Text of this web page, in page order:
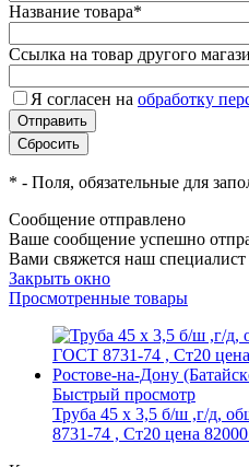
Название товара*
Ссылка на товар другого
Я согласен на обработку
* - Поля, обязательные для
Сообщение отправлено
Ваше сообщение успешно
Вами свяжется наш специалист
Закрыть окно
Просмотренные товары
Быстрый просмотр
Труба 45 х 3,5 б/ш ,г/д,
8731-74 , Ст20 цена